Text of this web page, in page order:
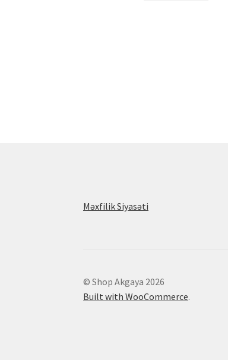
Məxfilik Siyasəti
© Shop Akgaya 2026
Built with WooCommerce.